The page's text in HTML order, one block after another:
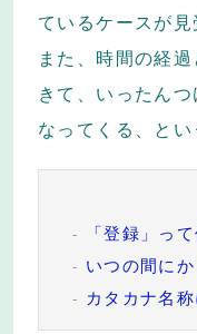
ているケースが見
また、時間の経
きて、いったん
なってくる、とい
「登録」っ
いつの間に
カタカナ名